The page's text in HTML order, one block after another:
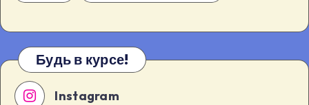
Будь в курсе!
Instagram